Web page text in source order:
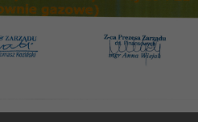
które odbyło się w dniu